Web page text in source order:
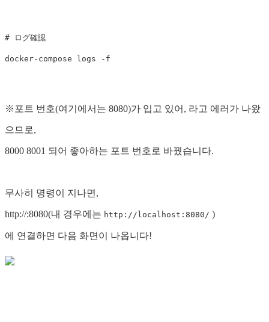
# ログ確認
※포트 번호(여기에서는 8080)가 입고 있어, 라고 에러가 나왔
으므로,
8000 8001 되어 좋아하는 포트 번호로 바꿨습니다.
무사히 명령이 지나면,
http://:8080(내 경우에는 http://localhost:8080/ )
에 연결하면 다음 화면이 나옵니다!